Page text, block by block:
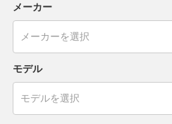
メーカー
モデル